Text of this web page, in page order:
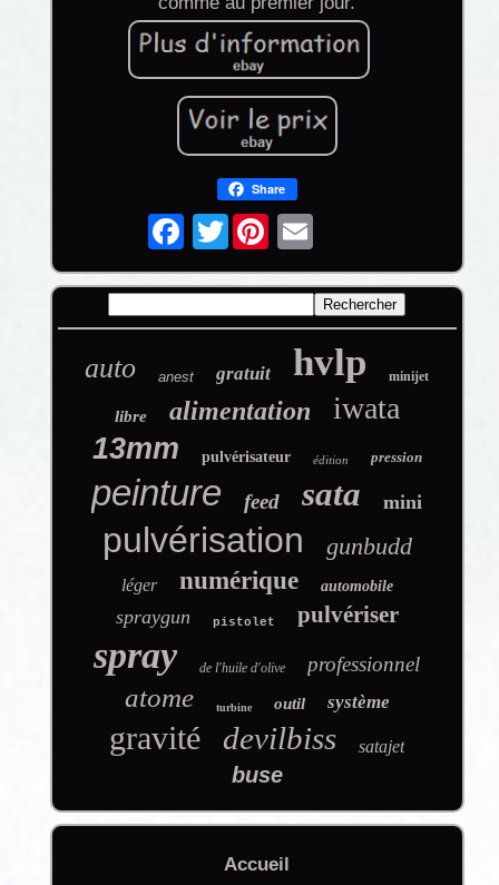
Share
Twitter
auto anest gratuit hvlp minijet
libre alimentation iwata
13mm pulvérisateur édition pression
peinture feed sata mini
pulvérisation gunbudd
léger numérique automobile
spraygun pistolet pulvériser
spray de l'huile d'olive professionnel
atome turbine outil système
gravité devilbiss satajet
buse
Accueil